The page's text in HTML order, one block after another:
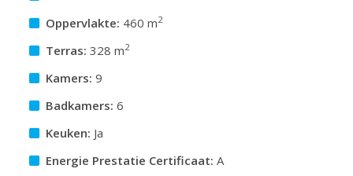
Oppervlakte: 460 m2
Terras: 328 m2
Kamers: 9
Badkamers: 6
Keuken: Ja
Energie Prestatie Certificaat: A